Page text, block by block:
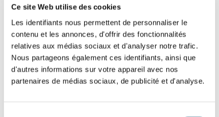
Ce site Web utilise des cookies
Les identifiants nous permettent de personnaliser le
contenu et les annonces, d'offrir des fonctionnalités
relatives aux médias sociaux et d'analyser notre trafic.
Nous partageons également ces identifiants, ainsi que
d'autres informations sur votre appareil avec nos
partenaires de médias sociaux, de publicité et d'analyse.
Slide these numbers and put them in
ascending order.
5 2 9 10 4 7 6 8 1
3